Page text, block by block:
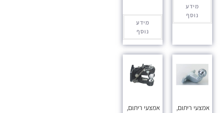
מידע
נוסף
מידע
נוסף
אמצעי ריתום,
אמצעי ריתום,